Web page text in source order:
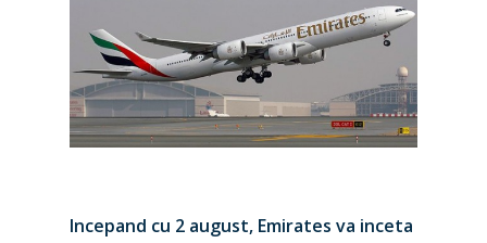
Incepand cu 2 august, Emirates va inceta